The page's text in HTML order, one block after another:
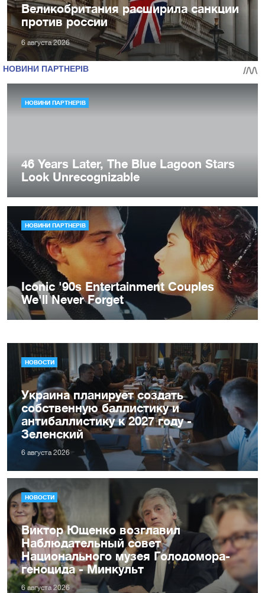
Великобритания расширила санкции
против россии
6 августа 2026
НОВОСТИ
Украина планирует создать
собственную баллистику и
антибаллистику к 2027 году -
Зеленский
6 августа 2026
НОВОСТИ
Виктор Ющенко возглавил
Наблюдательный совет
Национального музея Голодомора-
геноцида - Минкульт
6 августа 2026